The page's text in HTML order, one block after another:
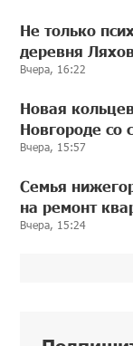
Не только
деревня
Вчера, 16:22
Новая
Новгороде со
Вчера, 15:57
Семья
на ремонт
Вчера, 15:24